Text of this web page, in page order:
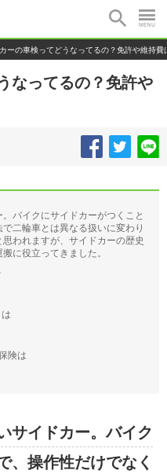
ーの車検ってどうなってるの？免許や維持費
なってるの？免許や
バイクにサイドカーがつくこと
二輪車とは異なる扱いに変わり
われますが、サイドカーの歴史
に役立ってきました。
険は
サイドカー。バイク
、操作性だけでなく